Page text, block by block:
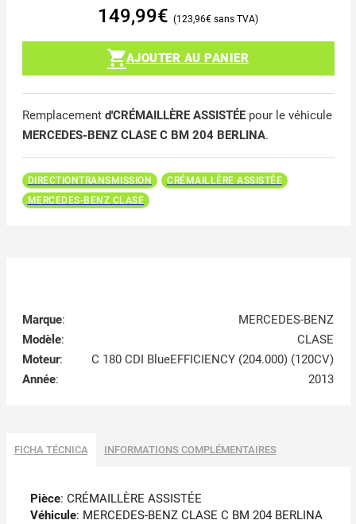
149,99€ 123,96€
AJOUTER AU PANIER
Remplacement d'CRÉMAILLÈRE ASSISTÉEpour le véhicule
MERCEDES-BENZ CLASE C BM 204 BERLINA.
DIRECTIONTRANSMISSION
CRÉMAILLÈRE ASSISTÉE
MERCEDES-BENZ CLASE
Marque:
MERCEDES-BENZ
Modèle:
CLASE
Moteur:
C 180 CDI BlueEFFICIENCY (204.000) (120CV)
Année: 2013
FICHA TÉCNICA INFORMATIONS COMPLÉMENTAIRES
Pièce: CRÉMAILLÈRE ASSISTÉE
Véhicule: MERCEDES-BENZ CLASE C BM 204 BERLINA